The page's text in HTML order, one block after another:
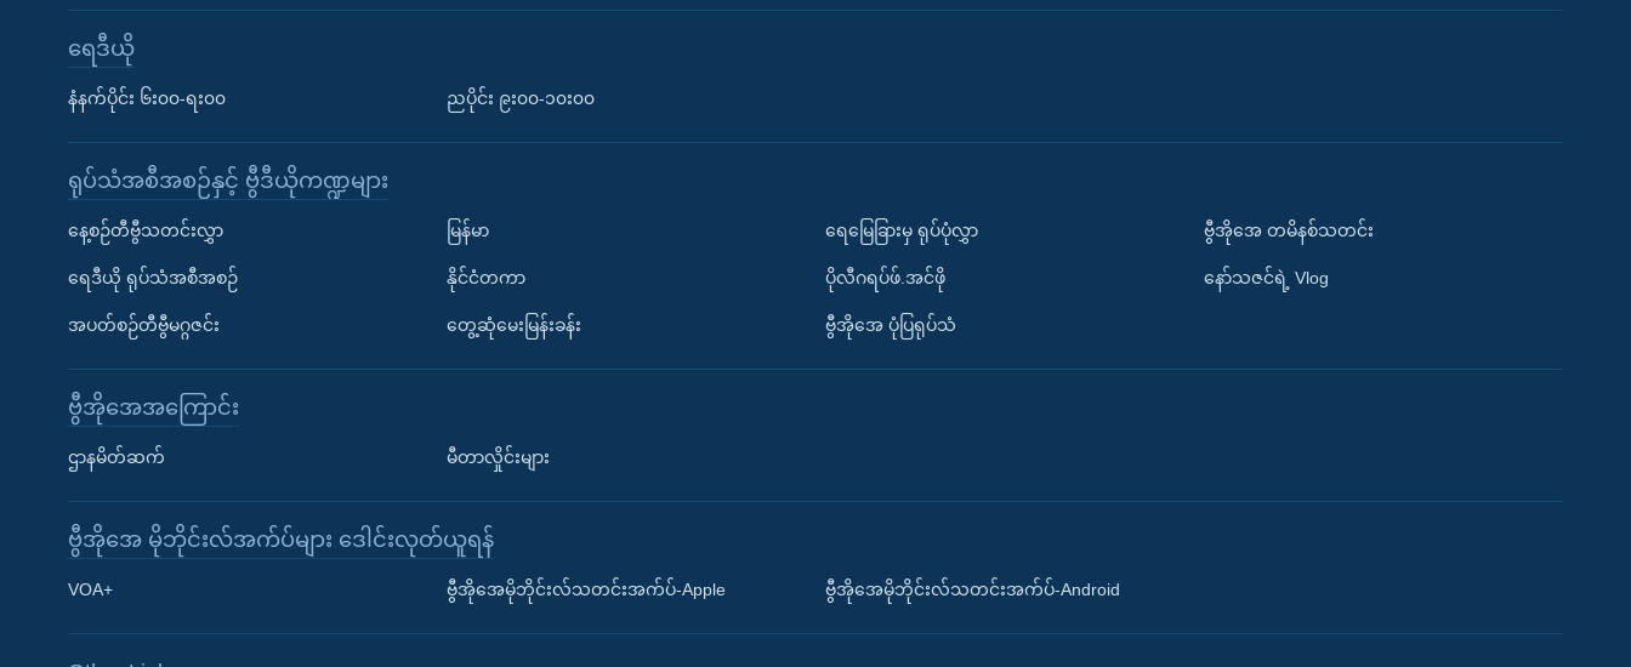
Learning English
ရေဒီယို
နံနက်ပိုင်း ၆း၀၀-ရး၀၀ ညပိုင်း ၉း၀၀-၁၀း၀၀
ရုပ်သံအစီအစဉ်နှင့် ဗွီဒီယိုကဏ္ဍများ
နေ့စဉ်တီဗွီသတင်းလွှာ
ရေဒီယို ရုပ်သံအစီအစဉ်
အပတ်စဉ်တီဗွီမဂ္ဂဇင်း
မြန်မာ
နိုင်ငံတကာ
တွေ့ဆုံမေးမြန်းခန်း
ရေမြေခြားမှ ရုပ်ပုံလွှာ
ပိုလီဂရပ်ဖ်.အင်ဖို
ဗွီအိုအေ ပုံပြရုပ်သံ
ဗွီအိုအေ တမိနစ်သတင်း
နော်သဇင်ရဲ့ Vlog
ဗွီအိုအေအကြောင်း
ဌာနမိတ်ဆက် မီတာလှိုင်းများ
ဗွီအိုအေ မိုဘိုင်းလ်အက်ပ်များ ဒေါင်းလုတ်ယူရန်
VOA+ ဗွီအိုအေမိုဘိုင်းလ်သတင်းအက်ပ်-Apple ဗွီအိုအေမိုဘိုင်းလ်သတင်းအက်ပ်-Android